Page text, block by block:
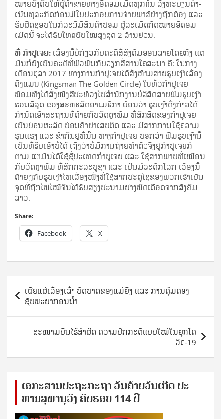
ໝາຍ​ບັງ­ຄັບ​ໃຫ້​ຜູ້​ຄ້າ­ຂາຍ​ທາງ​ອີ​ຄອມ​ເມີດ​ທຸກ​ຄົນ ລົງ­ທະ­ບຽນ​ດຳ­
ເນີນ​ທຸ­ລະ​ກິດ​ກ່ອນ​ມີ​ໃບ​ປະ­ກອບ​ການ​ຈ່າຍ​ພາ­ສີ​ຢ່າງ​ຖືກ­ຕ້ອງ ແລະ
ຮັບ­ຜິດ­ຊອບ​ໃນ​ກໍ­ລະ­ນີ​ມີ​ສິນ­ຄ້າ​ປອມ ຜູ້​ລະ­ເມີດ​ກົດ­ໝາຍ​ອີ​ຄອມ​
ເມີດ​ນີ້ ຈະ​ໄດ້​ຮັບ​ໂທດ​ປັບ​ໃໝ​ສູງ​ສຸດ 2 ລ້ານ​ຢວນ.
ທີ່ ກຳ­ປູ­ເຈຍ: ເລື່ອງ​ນີ້​ບໍ່​ກ່ຽວ​ກັບ​ຄະ­ດີ​ສື່​ສັງ­ຄົມ​ອອນ​ລາຍ​ໂດຍ​ກົງ ແຕ່​
ມັນ​ກໍ​ຍັງ​ເປັນ​ຄະ­ດີ​ທີ່​ພົວ­ພັນ​ກັບ​ວຽກ​ສື່­ສານ​ໂຄ­ສະ­ນາ ຄື: ໃນ​ກາງ​
ເດືອນ​ຕຸ­ລາ 2017 ທາງ​ການ​ກຳ­ປູ­ເຈຍ​ໄດ້​ສັ່ງ​ຫ້າມ​ສາຍ­ຮູບ­ເງົາ​ເລື່ອງ
ຄິງ​ແມນ (Kingsman The Golden Circle) ໃນ​ທົ່ວ​ກຳ­ປູ­ເຈຍ
ພ້ອມ​ທັງ​ໄດ້​ສົ່ງ​ໜັງ­ສື​ປະ​ທ້ວງ​ໄປ​ສຳ­ນັກ­ງານ​ບໍ­ລິ­ສັດ​ສາຍ​ຟິມ​ຮູບ­ເງົາ
ຮອນ​ລີ​ວູດ ຂອງ​ສະ­ຫະ­ລັດ​ອາ​ເມ​ຣິ​ກາ ຍ້ອນ​ວ່າ ຮູບ­ເງົາ​ດັ່ງ­ກ່າວ​ໄດ້​
ກຳ­ນົດ​ເອົາ​ສະ­ຖານ­ທີ່​ຄ້າຍ​ກັບ​ວັດ​ຕຼາ​ພົມ ທີ່​ສັກ­ສິດ​ຂອງ​ກຳ­ປູ­ເຈຍ​
ເປັນ​ບ່ອນ​ຜະ­ລິດ ບ່ອນ​ຄ້າ​ຢາ​ເສບ​ຕິດ ແລະ ມີ​ສາກ​ການ​ໃຊ້​ຄວາມ​
ຮຸນ​ແຮງ ແລະ ຂ້າ​ກັນ​ຢູ່​ທີ່​ນັ້ນ ທາງ​ກຳ­ປູ­ເຈຍ ບອກ​ວ່າ ຟິມ​ຮູບ­ເງົາ​ນີ້​
ເປັນ​ທີ່​ຮັບ​ເອົາ​ບໍ່​ໄດ້ ເຖິງ​ວ່າ​ບໍ່​ມີ​ການ​ຖ່າຍ​ທຳ​ຕົວ​ຈິງ​ຢູ່​ກຳ­ປູ­ເຈຍ​ກໍ​
ຕາມ ແຕ່​ມັນ​ໄດ້​ໃຊ້​ຊື່​ປະ­ເທດ​ກຳ­ປູ­ເຈຍ ແລະ ໃຊ້​ສາກ​ພາບ​ທີ່​ເໝືອນ​
ກັບ​ວັດ​ຕຼາ​ພົມ ທີ່​ສັກ­ກະ​ລະ​ບູ­ຊາ ແລະ ເປັນ​ມໍ­ລະ­ດົກ​ໂລກ ເລື່ອງ​ນີ້​
ຄ້າຍໆ​ກັບ​ຮູບ­ເງົາ​ໄທ​ເລື່ອງ​ໜຶ່ງ​ທີ່​ໃຊ້​ສາກ​ປະ­ຕູ​ໄຊ​ຂອງ​ພວກ​ເຮົາ​ເປັນ​
ຈຸດ​ທີ່​ຖືກ​ໄຟ​ໄໝ້​ຈົນ​ໄດ້​ຮັບ​ສຽງ​ປະ­ນາມ​ຢ່າງ​ຟົດ​ເດືອດ​ຈາກ​ສັງ­ຄົມ​
ລາວ.
Share:
Facebook X
Post
navigation
ເຜີຍແຜ່ເລື່ອງເລົ່າ ບົດບາດຂອງແມ່ຍິງ ແລະ ການຄຸ້ມຄອງ
ຊັບພະຍາກອນນໍ້າ
ສະໜາມບິນໄຮ້ສຳຜັດ ຄວາມປົກກະຕິແບບໃໝ່ໃນຍຸກໂຄ
ວິດ-19
ເອ​ກະ​ສານ​ປະ​ຖະ​ກະ​ຖ​າ ວັນ​ຄ້າຍ​ວັນ​ເກີດ ປ​ະ​
ທານ​ສຸ​ພາ​ນຸ​ວົງ ຄົບ​ຮອບ 114 ປີ